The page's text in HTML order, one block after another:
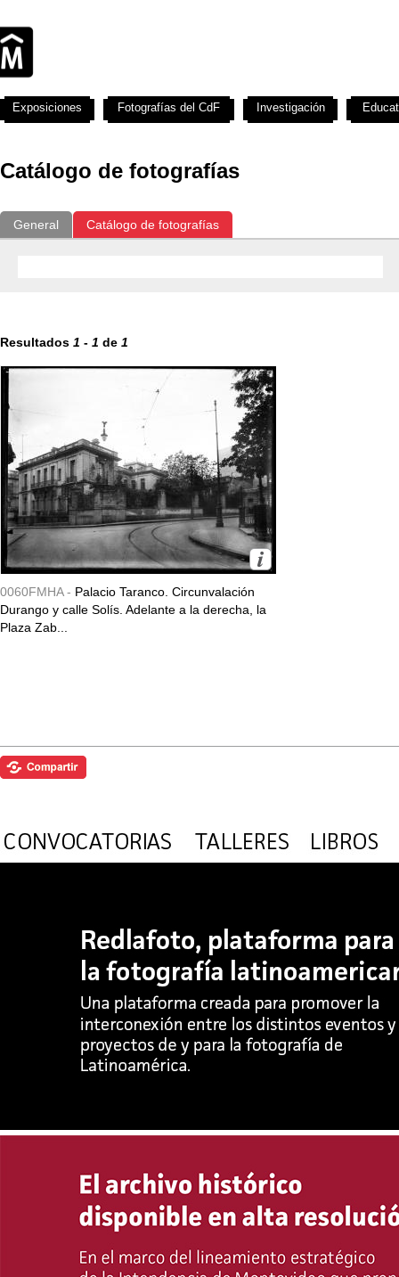
Catálogo de fotografías
General Catálogo de fotografías
Resultados 1 - 1 de 1
0060FMHA - Palacio Taranco. Circunvalación
Durango y calle Solís. Adelante a la derecha, la
Plaza Zab...
Exposiciones Fotografías del CdF Investigación